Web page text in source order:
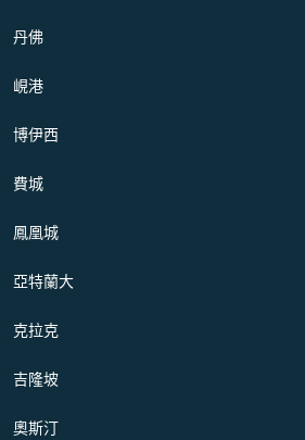
丹佛
峴港
博伊西
費城
鳳凰城
亞特蘭大
克拉克
吉隆坡
奧斯汀